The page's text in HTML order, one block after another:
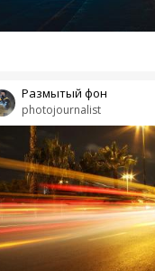
photojournalist
Размытый фон